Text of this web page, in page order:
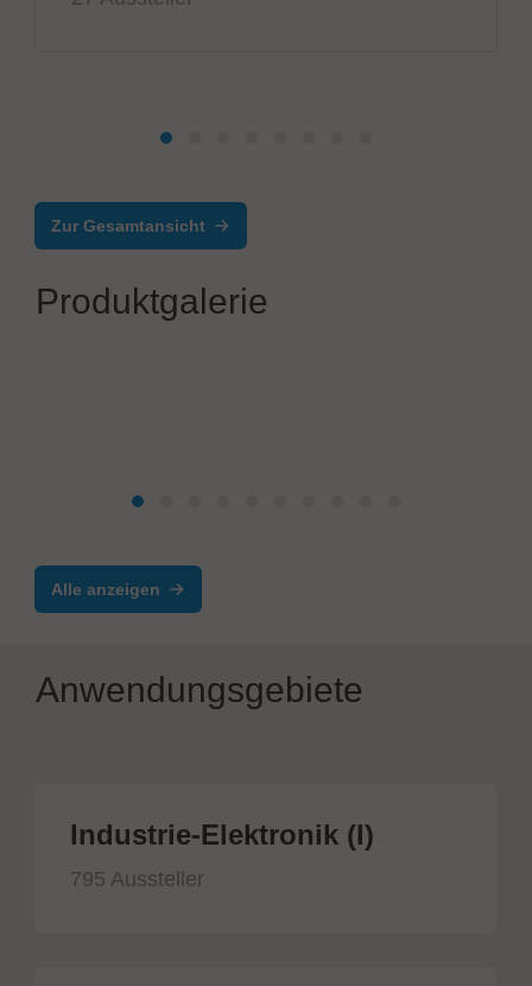
Zur Gesamtansicht
Produktgalerie
Alle anzeigen
Anwendungsgebiete
Industrie-Elektronik (I)
795 Aussteller